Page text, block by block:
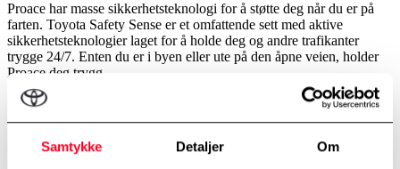
Samtykke Detaljer Om
Proace har masse sikkerhetsteknologi for å støtte deg når du er på
farten. Toyota Safety Sense er et omfattende sett med aktive
sikkerhetsteknologier laget for å holde deg og andre trafikanter
trygge 24/7. Enten du er i byen eller ute på den åpne veien, holder
Proace deg trygg.